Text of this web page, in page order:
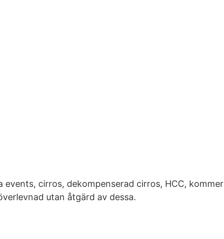
events, cirros, dekompenserad cirros, HCC, kommer
utan åtgärd av dessa.